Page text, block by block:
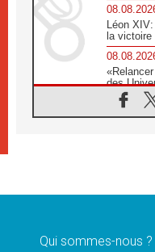
Léon
la
des
Signis
07.08.2026
Qui sommes-nous ?